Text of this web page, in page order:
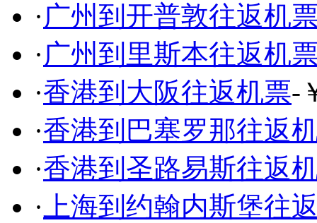
·广州到开普敦往返机
·广州到里斯本往返机
·香港到大阪往返机票-
·香港到巴塞罗那往返
·香港到圣路易斯往返
· 上海到约翰内斯堡往